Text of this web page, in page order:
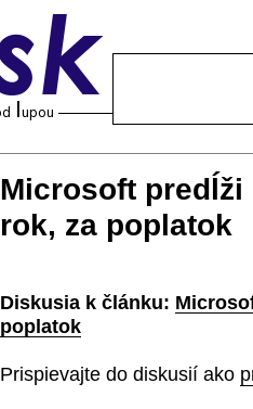
Microsoft predĺži
rok, za poplatok
Diskusia k článku:
poplatok
Prispievajte do diskusií ako